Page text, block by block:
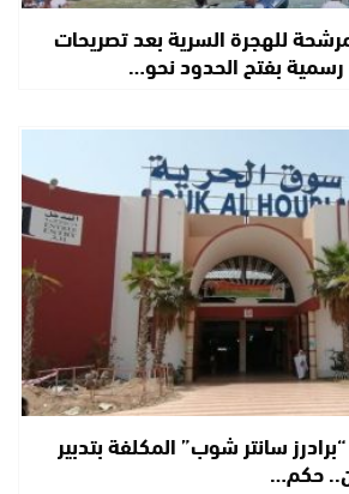
للهجرة السرية بعد تصريحات
بفتح الحدود نحو…
سانتر شوب” المكلفة بتدبير
حكم…